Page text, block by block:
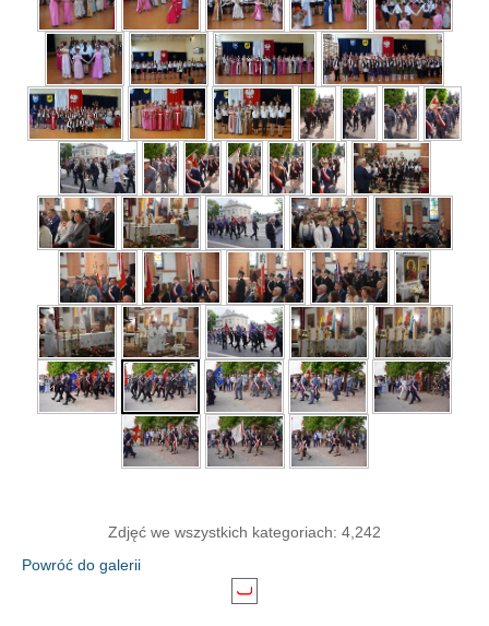
Zdjęć we wszystkich kategoriach: 4,242
Powróć do galerii